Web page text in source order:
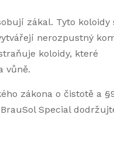
zákal. Tyto koloidy
nerozpustný
koloidy, které
vůně.
zákona o čistotě a
Special